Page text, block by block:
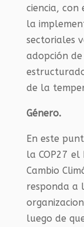
ciencia, con
la
sectoriales
adopción
de la
Género.
En este
la COP27 el
Cambio
responda a
luego de